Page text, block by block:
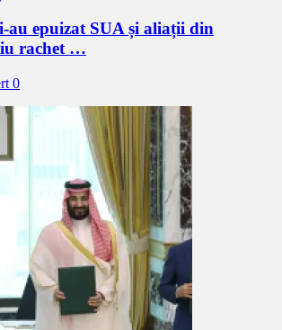
au epuizat SUA și aliații din
rachet …
0